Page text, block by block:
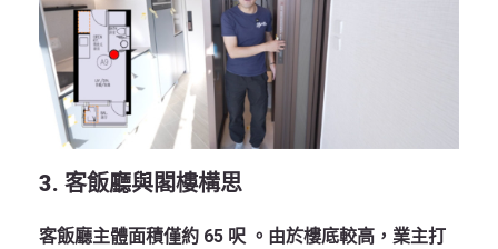
3. 客飯廳與閣樓構思
客飯廳主體面積僅約 65 呎 。由於樓底較高，業主打